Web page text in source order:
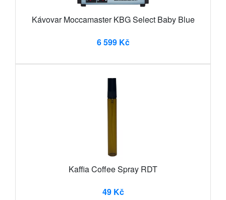
Kávovar Moccamaster KBG Select Baby Blue
6 599 Kč
Kaffia Coffee Spray RDT
49 Kč